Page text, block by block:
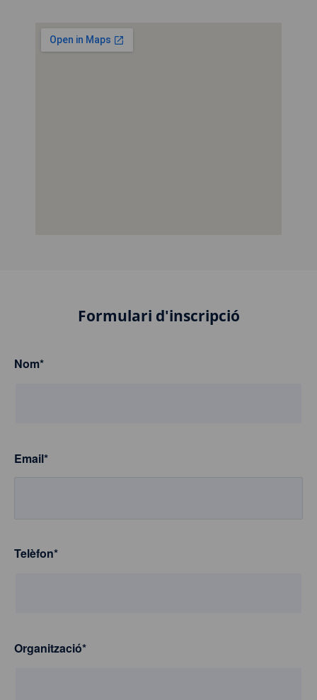
Formulari d'inscripció
Nom*
Email*
Telèfon*
Organització*